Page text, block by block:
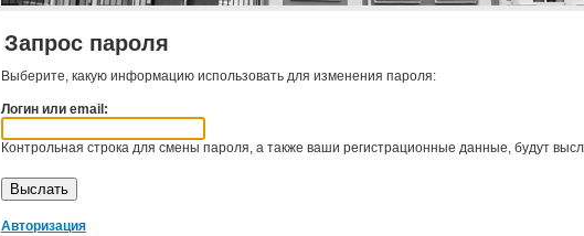
Запрос пароля
Выберите, какую информацию использовать для изменения пароля:
Логин или email:
Контрольная строка для смены пароля, а также ваши регистрационные данные, будут
Авторизация